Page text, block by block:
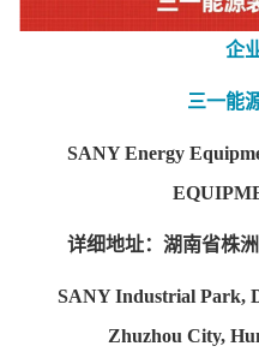
企
三一能
SANY Energy
详细地址：湖南省株
SANY Industrial Park,
Zhuzhou City,